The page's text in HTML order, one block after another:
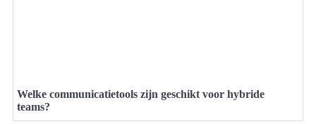
Welke communicatietools zijn geschikt voor hybride
teams?